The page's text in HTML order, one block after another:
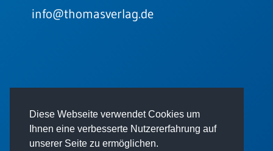
Diese Webseite verwendet Cookies um
Ihnen eine verbesserte Nutzererfahrung auf
unserer Seite zu ermöglichen.
info@thomasverlag.de